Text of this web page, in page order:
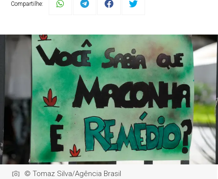
Compartilhe:
© Tomaz Silva/Agência Brasil